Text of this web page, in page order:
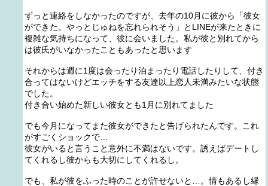
ずっと連絡をしなかったのですが、去年の10月に彼から「彼女
ができた。やっとじゅねを忘れられそう」とLINEが来たときに
複雑な気持ちになって、彼に会いました。私が彼と別れてから
は彼氏がいなかったこともあったと思います
それからは週に1度は会ったり泊まったり電話したりして、付き
合ってはないけどエッチをする友達以上恋人未満みたいな状態
でした。
付き合い始めた新しい彼女とも1月に別れてました
でも今月になってまた彼女ができたと告げられたんです。これ
がすごくショックで…
彼女がいると言うこと意外に不満はないです。誘えばデートし
てくれるし彼からも大切にしてくれるし。
でも、私が彼をふった時のことが許せないと…。情もあるし縁